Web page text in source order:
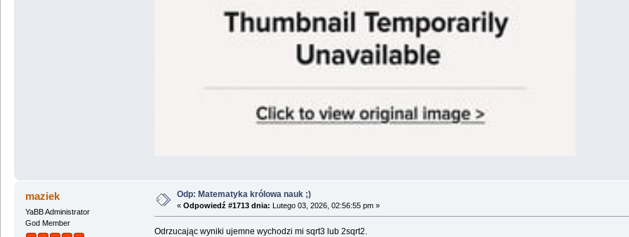
maziek
YaBB Administrator
God Member
Odp: Matematyka królowa nauk ;)
« Odpowiedź #1713 dnia: Lutego 03, 2026, 02:56:55 pm »
Odrzucając wyniki ujemne wychodzi mi sqrt3 lub 2sqrt2.